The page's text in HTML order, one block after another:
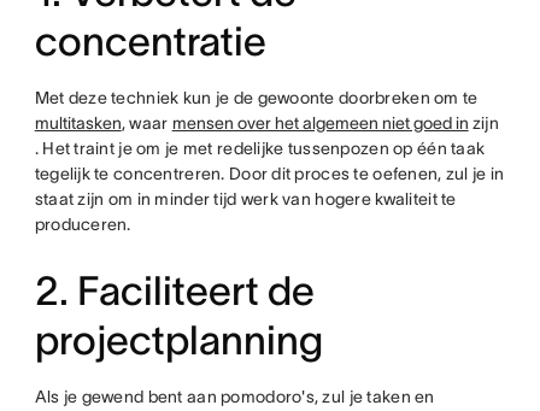
concentratie
Met deze techniek kun je de gewoonte doorbreken om te
multitasken, waar mensen over het algemeen niet goed in zijn
. Het traint je om je met redelijke tussenpozen op één taak
tegelijk te concentreren. Door dit proces te oefenen, zul je in
staat zijn om in minder tijd werk van hogere kwaliteit te
produceren.
2. Faciliteert de
projectplanning
Als je gewend bent aan pomodoro's, zul je taken en